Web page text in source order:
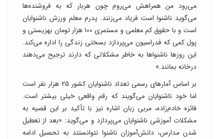
می‌رود من همراهش می‌روم چون هربار که به فروشنده‌ها
می‌گوید ناشنوا است فریاد می‌زنند. پدرم معلم ورزش ناشنوایان
است و با حقوق کم معلمی و مستمری ۱۰۰ هزار تومان بهزیستی و
پول کمی ‌که فدراسیون می‌پردازد بسختی زندگی را اداره می‌کند.
این روزها ناشنواها به خاطر مشکلاتی که دارند ترجیح می‌دهند
درخانه بمانند.»
بر اساس آمارهای رسمی تعداد ناشنوایان کشور ۲۵ هزار نفر است
اما خود ناشنوایان می‌گویند که رقم واقعی خیلی بیشتر است.
فائزه خادم‌زاده، مربی زبان اشاره نیز با تأکید بر این قضیه به
مشکلات آموزشی ناشنوایان می‌پردازد و می‌گوید: «بعد از تعطیل
شدن مدارس، دانش‌آموزان ناشنوا نتوانستند به تحصیل ادامه